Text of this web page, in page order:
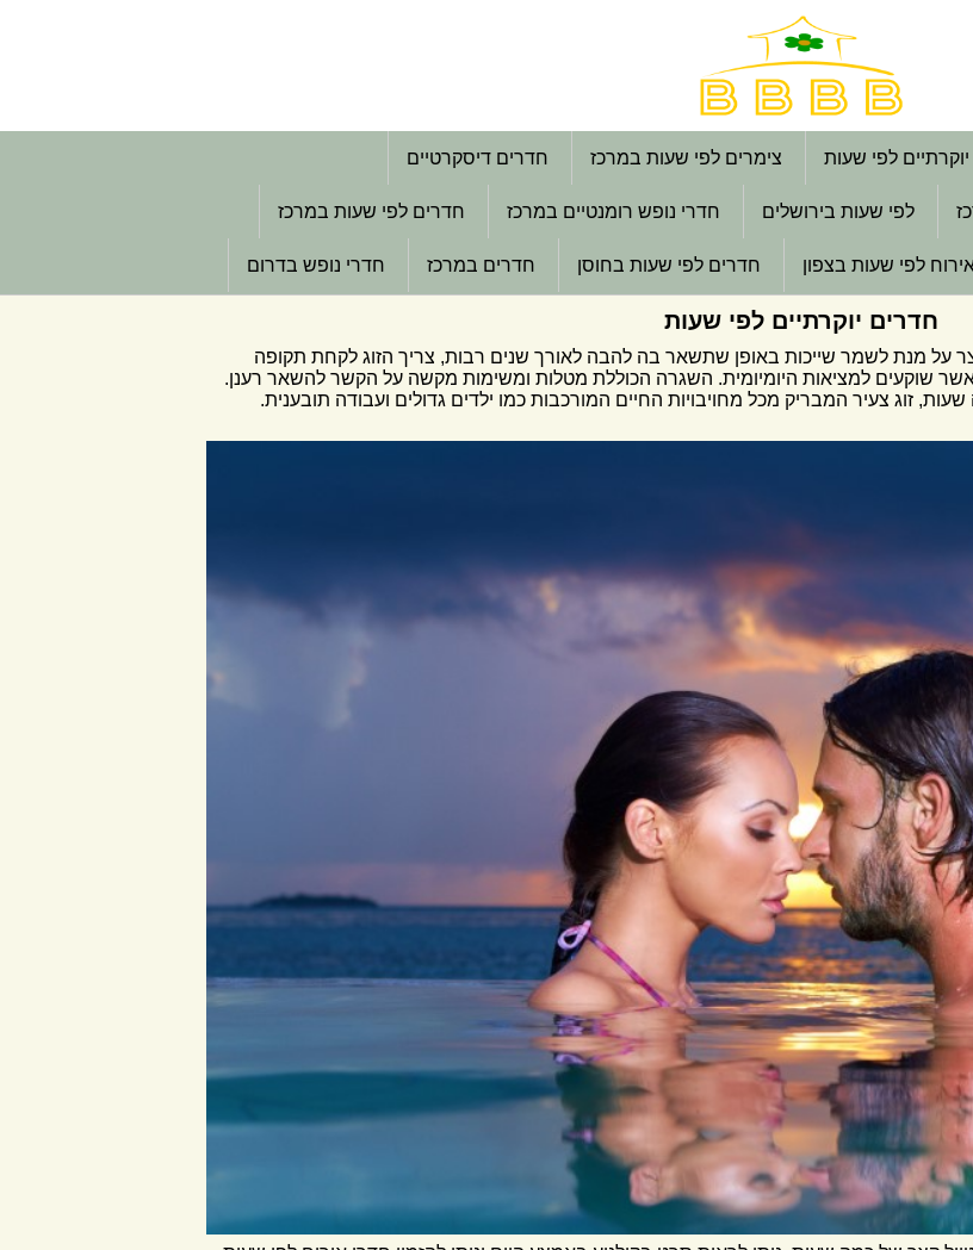
לפי שעות צימרים לפי שעות במרכז חדרים דיסקרטיים
לפי שעות בירושלים חדרי נופש רומנטיים במרכז חדרים לפי שעות במרכז
לפי שעות בצפון חדרים לפי שעות בחוסן חדרים במרכז חדרי נופש בדרום
חדרים יוקרתיים לפי שעות
על מנת לשמר שייכות באופן שתשאר בה להבה לאורך שנים רבות, צריך הזוג לקחת תקופה
שוקעים למציאות היומיומית. השגרה הכוללת מטלות ומשימות מקשה על הקשר להשאר רענן.
זוג צעיר המבריק מכל מחויבויות החיים המורכבות כמו ילדים גדולים ועבודה תובענית.